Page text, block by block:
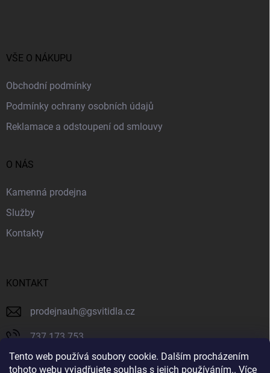
Tento web používá soubory cookie. Dalším procházením
tohoto webu vyjadřujete souhlas s jejich používáním.. Více
VŠE O NÁKUPU
Obchodní podmínky
Podmínky ochrany osobních údajů
Reklamace a odstoupení od smlouvy
O NÁS
Kamenná prodejna
Služby
Kontakty
KONTAKT
prodejnauh@gsvitidla.cz
737 173 753
603 314 079